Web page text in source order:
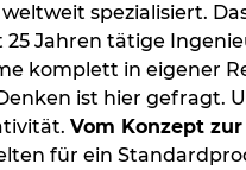
spezialisiert.
Jahren tätige
komplett in eigener
ist hier gefragt.
Vom Konzept
für ein